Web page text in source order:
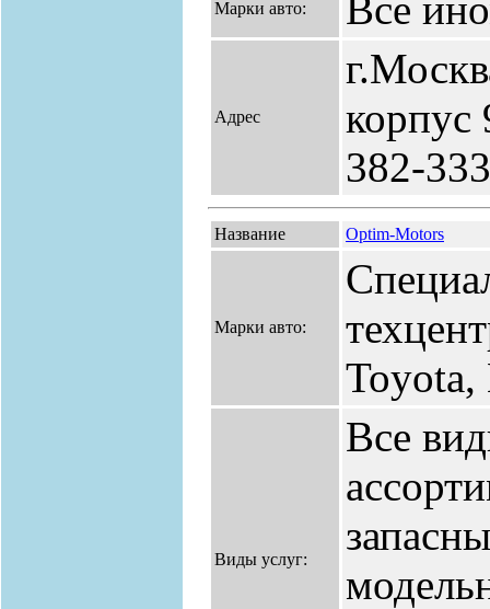
Марки авто:
Адрес
корпус
382-
Название Optim-Motors
Марки авто:
Виды услуг:
Все